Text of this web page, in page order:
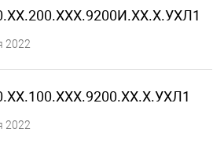
2022
2022